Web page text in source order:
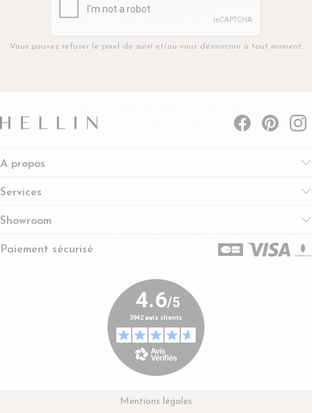
Vous pouvez refuser le pixel de suivi et/ou vous désinscrire à tout moment.
A propos
Services
Showroom
Paiement sécurisé
Mentions légales